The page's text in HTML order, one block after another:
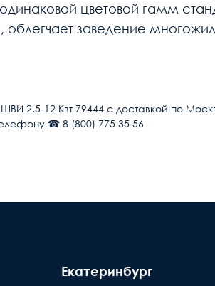
цветовой гамм
заведение
Китай
12
до +105
2.5-12 Квт 79444 с доставкой по
☎ 8 (800) 775 35 56
Екатеринбург